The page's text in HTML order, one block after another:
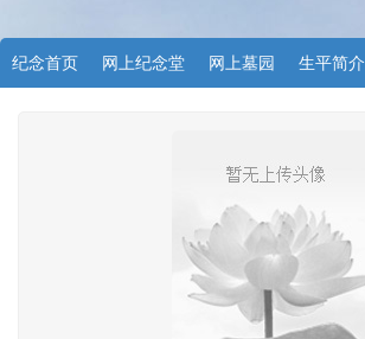
纪念首页 网上纪念堂 网上墓园 生平简介